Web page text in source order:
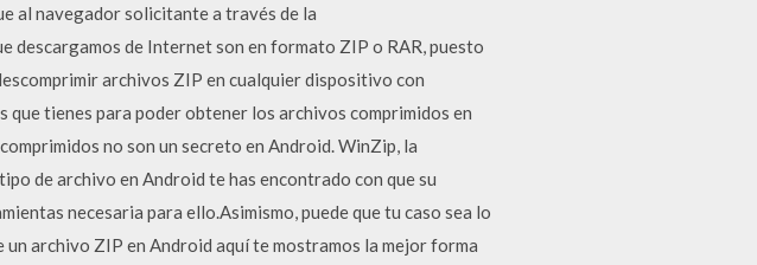
al navegador solicitante a través de la
descargamos de Internet son en formato ZIP o RAR, puesto
archivos ZIP en cualquier dispositivo con
tienes para poder obtener los archivos comprimidos en
no son un secreto en Android. WinZip, la
de archivo en Android te has encontrado con que su
necesaria para ello.Asimismo, puede que tu caso sea lo
archivo ZIP en Android aquí te mostramos la mejor forma